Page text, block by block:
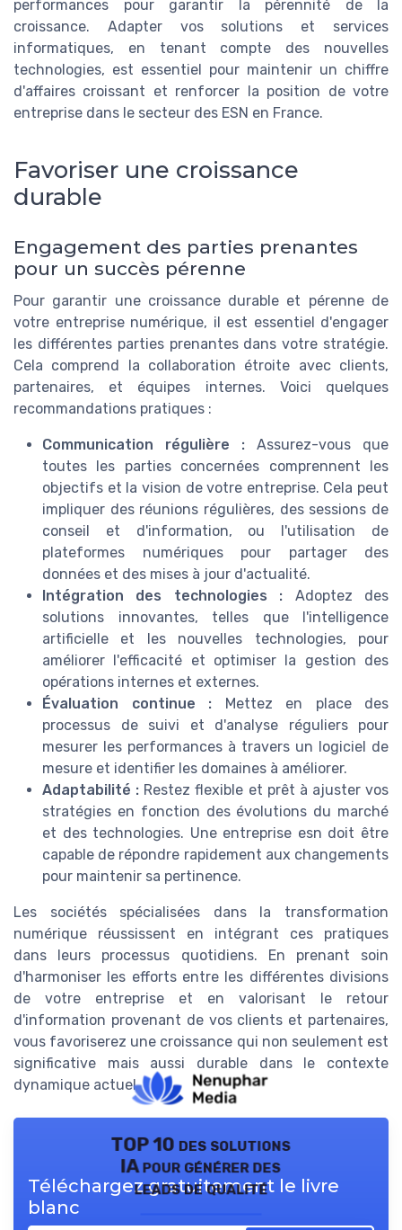
performances pour garantir la pérennité de la
croissance. Adapter vos solutions et services
informatiques, en tenant compte des nouvelles
technologies, est essentiel pour maintenir un chiffre
d'affaires croissant et renforcer la position de votre
entreprise dans le secteur des ESN en France.
Favoriser une croissance
durable
Engagement des parties prenantes
pour un succès pérenne
Pour garantir une croissance durable et pérenne de
votre entreprise numérique, il est essentiel d'engager
les différentes parties prenantes dans votre stratégie.
Cela comprend la collaboration étroite avec clients,
partenaires, et équipes internes. Voici quelques
recommandations pratiques :
Communication régulière : Assurez-vous que
toutes les parties concernées comprennent les
objectifs et la vision de votre entreprise. Cela peut
impliquer des réunions régulières, des sessions de
conseil et d'information, ou l'utilisation de
plateformes numériquespour partager des
données et des mises à jour d'actualité.
Intégration des technologies : Adoptez des
solutions innovantes, telles que l'intelligence
artificielle et les nouvelles technologies, pour
améliorer l'efficacité et optimiser la gestion des
opérations internes et externes.
Évaluation continue : Mettez en place des
processus de suivi et d'analyse réguliers pour
mesurer les performances à travers un logiciel de
mesure et identifier les domaines à améliorer.
Adaptabilité : Restez flexible et prêt à ajuster vos
stratégies en fonction des évolutions du marché
et des technologies. Une entreprise esn doit être
capable de répondre rapidement aux changements
pour maintenir sa pertinence.
Les sociétés spécialisées dans la transformation
numérique réussissent en intégrant ces pratiques
dans leurs processus quotidiens. En prenant soin
d'harmoniser les efforts entre les différentes divisions
de votre entreprise et en valorisant le retour
d'information provenant de vos clients et partenaires,
vous favoriserez une croissance qui non seulement est
significative mais aussi durable dans le contexte
dynamique actuel.
TOP 10 des solutions
IA pour générer des
leads de qualité
Téléchargez gratuitement le livre
blanc